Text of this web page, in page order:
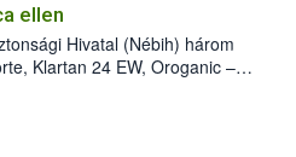
ellen
Hivatal (Nébih) három
Klartan 24 EW, Oroganic –
így azok a szüretet követően,
91) stádiumáig